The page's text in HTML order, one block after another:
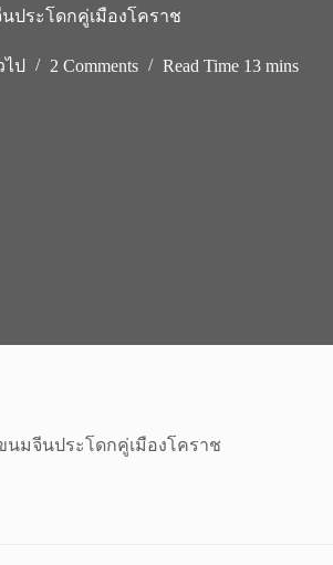
ประโดกคู่เมืองโคราช
ไป 2 Comments Read Time 13 mins
มจีนประโดกคู่เมืองโคราช